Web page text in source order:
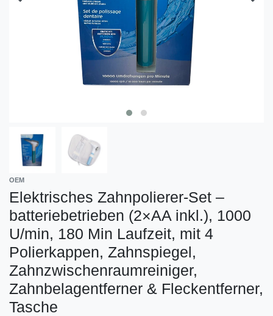
OEM
Elektrisches Zahnpolierer-Set –
batteriebetrieben (2×AA inkl.), 1000
U/min, 180 Min Laufzeit, mit 4
Polierkappen, Zahnspiegel,
Zahnzwischenraumreiniger,
Zahnbelagentferner & Fleckentferner,
Tasche